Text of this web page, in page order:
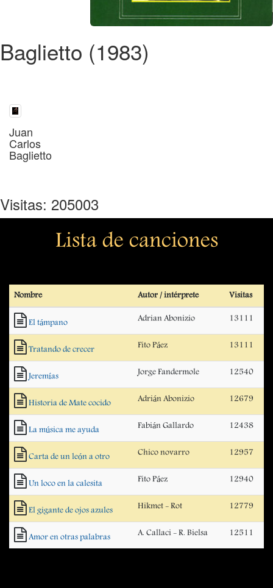
Baglietto (1983)
Juan
Carlos
Baglietto
Visitas: 205003
Lista de canciones
Nombre Autor / intérprete Visitas
El támpano Adrian Abonizio 13111
Tratando de crecer Fito Páez 13111
Jeremías Jorge Fandermole 12540
Historia de Mate cocido Adrián Abonizio 12679
La música me ayuda Fabián Gallardo 12438
Carta de un león a otro Chico novarro 12957
Un loco en la calesita Fito Páez 12940
El gigante de ojos azules Hikmet - Rot 12779
Amor en otras palabras A. Callaci - R. Bielsa 12511